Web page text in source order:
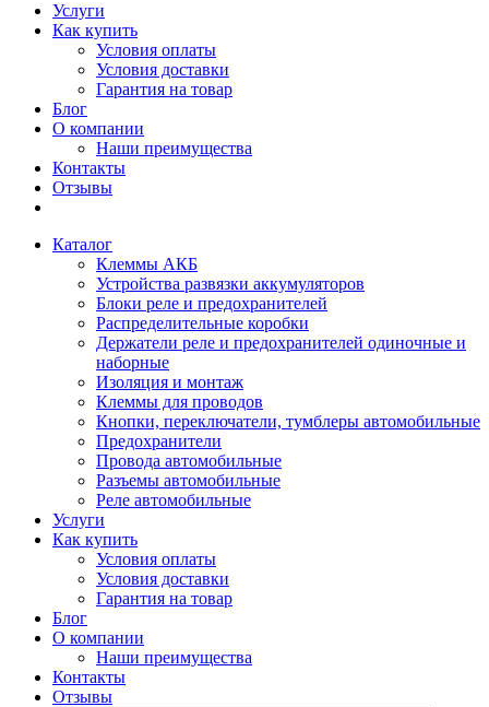
Услуги
Как купить
Условия оплаты
Условия доставки
Гарантия на товар
Блог
О компании
Наши преимущества
Контакты
Отзывы
Каталог
Клеммы АКБ
Устройства развязки аккумуляторов
Блоки реле и предохранителей
Распределительные коробки
Держатели реле и предохранителей одиночные и
наборные
Изоляция и монтаж
Клеммы для проводов
Кнопки, переключатели, тумблеры автомобильные
Предохранители
Провода автомобильные
Разъемы автомобильные
Реле автомобильные
Услуги
Как купить
Условия оплаты
Условия доставки
Гарантия на товар
Блог
О компании
Наши преимущества
Контакты
Отзывы